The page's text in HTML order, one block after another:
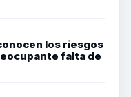
los riesgos
falta de